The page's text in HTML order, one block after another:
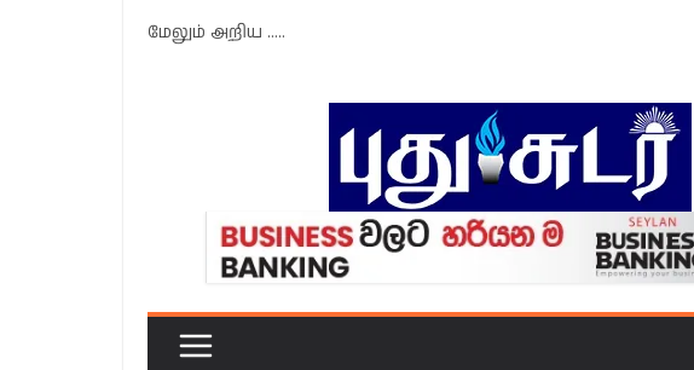
மேலும் அறிய …..